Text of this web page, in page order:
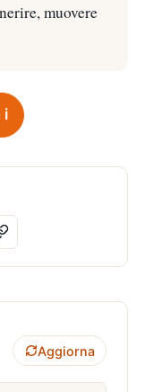
muovere
i
Aggiorna